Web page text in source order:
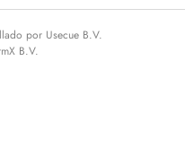
por Usecue B.V.
B.V.